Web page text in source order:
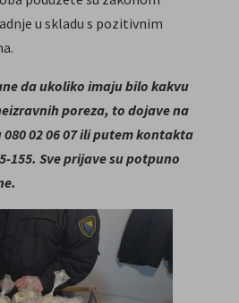
u skladu s pozitivnim
da ukoliko imaju bilo kakvu
poreza, to dojave na
02 06 07 ili putem kontakta
155. Sve prijave su potpuno